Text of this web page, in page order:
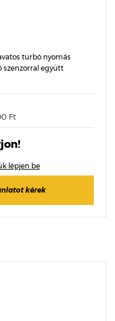
turbó nyomás
szenzorral együtt
Ft
lépjen be
kérek